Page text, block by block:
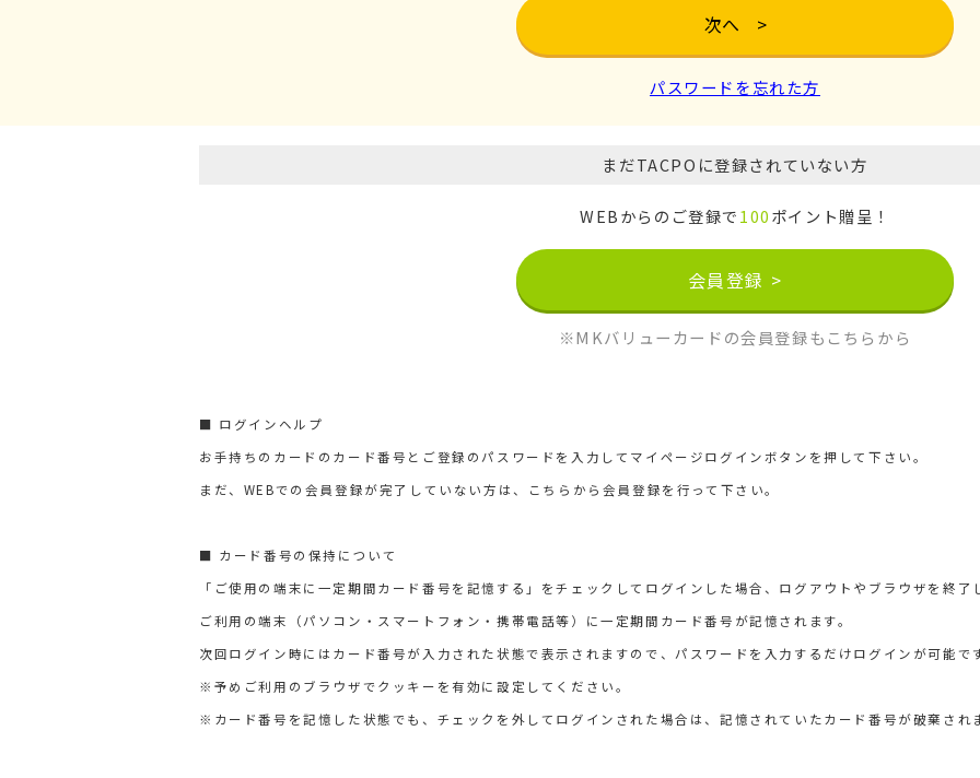
パスワードを忘れた方
まだTACPOに登録されていない方
WEBからのご登録で100ポイント贈呈！
会員登録 >
※MKバリューカードの会員登録もこちらから
■ ログインヘルプ
お手持ちのカードのカード番号とご登録のパスワードを入力してマイページログインボタンを押して下さい。
まだ、WEBでの会員登録が完了していない方は、こちらから会員登録を行って下さい。
■ カード番号の保持について
「ご使用の端末に一定期間カード番号を記憶する」をチェックしてログインした場合、ログアウトやブラウザを終了
ご利用の端末（パソコン・スマートフォン・携帯電話等）に一定期間カード番号が記憶されます。
次回ログイン時にはカード番号が入力された状態で表示されますので、パスワードを入力するだけログインが可能で
※予めご利用のブラウザでクッキーを有効に設定してください。
※カード番号を記憶した状態でも、チェックを外してログインされた場合は、記憶されていたカード番号が破棄され